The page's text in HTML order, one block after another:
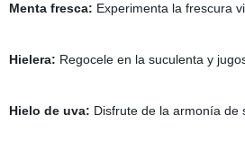
Menta fresca: Experimenta la frescura
Hielera: Regocele en la suculenta y
Hielo de uva: Disfrute de la armonía de